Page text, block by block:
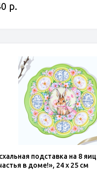
р.
подставка на 8
в доме!», 24 х 25 см